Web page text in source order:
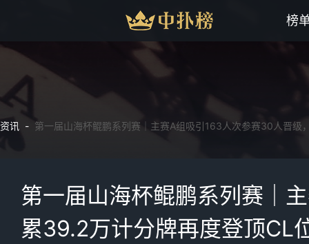
榜
资讯 - 第一届山海杯鲲鹏系列赛｜主赛A组吸引163人次参赛30人晋
第一届山海杯鲲鹏系列赛｜
累39.2万计分牌再度登顶CL